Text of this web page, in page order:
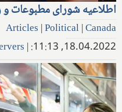
اطلاعیه شورای مطبوعات و
Articles |Political|Canada
18.04.2022, 11:13:
|